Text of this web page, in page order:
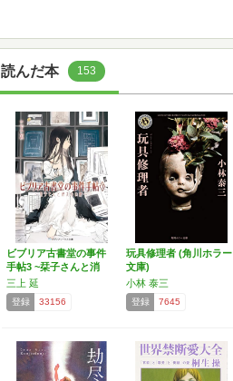
読んだ本 153
ビブリア古書堂の事件
手帖3 ~栞子さんと消
え…
三上 延
登録 33156
玩具修理者 (角川ホラー
文庫)
小林 泰三
登録 7645